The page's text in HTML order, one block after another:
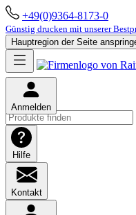
+49(0)9364-8173-0
Günstig drucken mit unserer
Hauptregion der Seite
Anmelden
Hilfe
Kontakt